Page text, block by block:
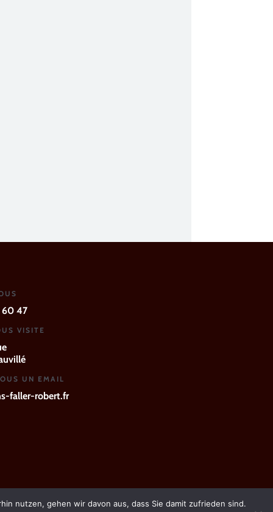
60 47
VISITE
UN EMAIL
faller-robert.fr
nutzen, gehen wir davon aus, dass Sie damit zufrieden sind.